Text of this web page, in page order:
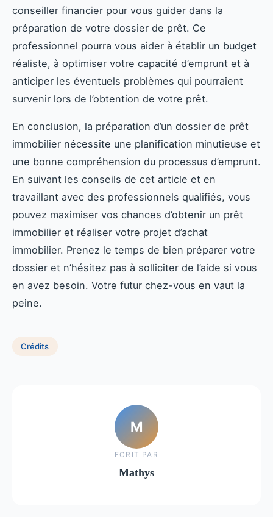
conseiller financier pour vous guider dans la
préparation de votre dossier de prêt. Ce
professionnel pourra vous aider à établir un budget
réaliste, à optimiser votre capacité d’emprunt et à
anticiper les éventuels problèmes qui pourraient
survenir lors de l’obtention de votre prêt.
En conclusion, la préparation d’un dossier de prêt
immobilier nécessite une planification minutieuse et
une bonne compréhension du processus d’emprunt.
En suivant les conseils de cet article et en
travaillant avec des professionnels qualifiés, vous
pouvez maximiser vos chances d’obtenir un prêt
immobilier et réaliser votre projet d’achat
immobilier. Prenez le temps de bien préparer votre
dossier et n’hésitez pas à solliciter de l’aide si vous
en avez besoin. Votre futur chez-vous en vaut la
peine.
Crédits
M
ECRIT PAR
Mathys